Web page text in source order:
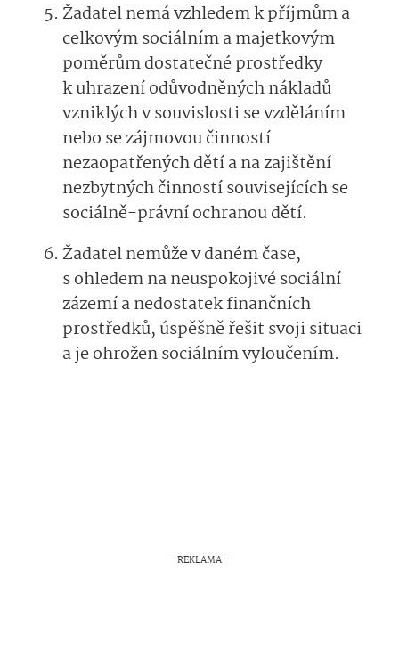
Žadatel nemá vzhledem k příjmům a
celkovým sociálním a majetkovým
poměrům dostatečné prostředky
k uhrazení odůvodněných nákladů
vzniklých v souvislosti se vzděláním
nebo se zájmovou činností
nezaopatřených dětí a na zajištění
nezbytných činností souvisejících se
sociálně-právní ochranou dětí.
Žadatel nemůže v daném čase,
s ohledem na neuspokojivé sociální
zázemí a nedostatek finančních
prostředků, úspěšně řešit svoji situaci
a je ohrožen sociálním vyloučením.